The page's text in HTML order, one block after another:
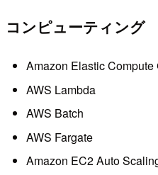
コンピューティング
Amazon Elastic Compute
AWS Lambda
AWS Batch
AWS Fargate
Amazon EC2 Auto